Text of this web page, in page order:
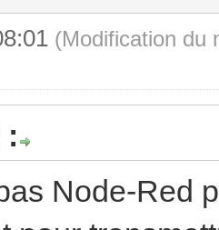
(Modification du
:
Node-Red